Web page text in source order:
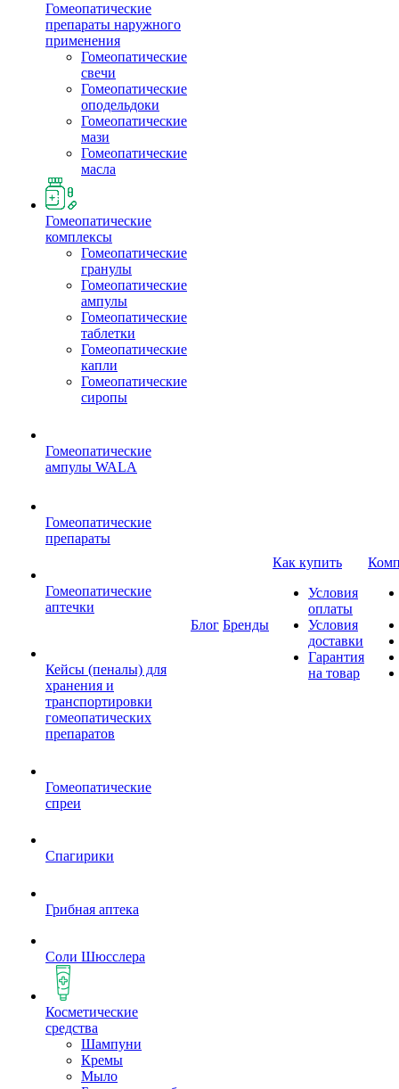
Гомеопатические
препараты наружного
применения
Гомеопатические
свечи
Гомеопатические
оподельдоки
Гомеопатические
мази
Гомеопатические
масла
Гомеопатические
комплексы
Гомеопатические
гранулы
Гомеопатические
ампулы
Гомеопатические
таблетки
Гомеопатические
капли
Гомеопатические
сиропы
Гомеопатические
ампулы WALA
Гомеопатические
препараты
Гомеопатические
аптечки
Кейсы (пеналы) для
хранения и
транспортировки
гомеопатических
препаратов
Гомеопатические
спреи
Спагирики
Грибная аптека
Соли Шюсслера
Косметические
средства
Шампуни
Кремы
Мыло
Блог Бренды
Как купить
Условия
оплаты
Условия
доставки
Гарантия
на товар